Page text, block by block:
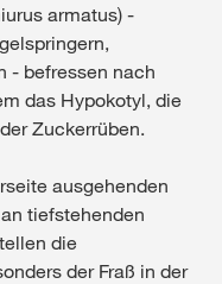
armatus) -
- befressen nach
das Hypokotyl, die
Zuckerrüben.
ausgehenden
tiefstehenden
die
der Fraß in der